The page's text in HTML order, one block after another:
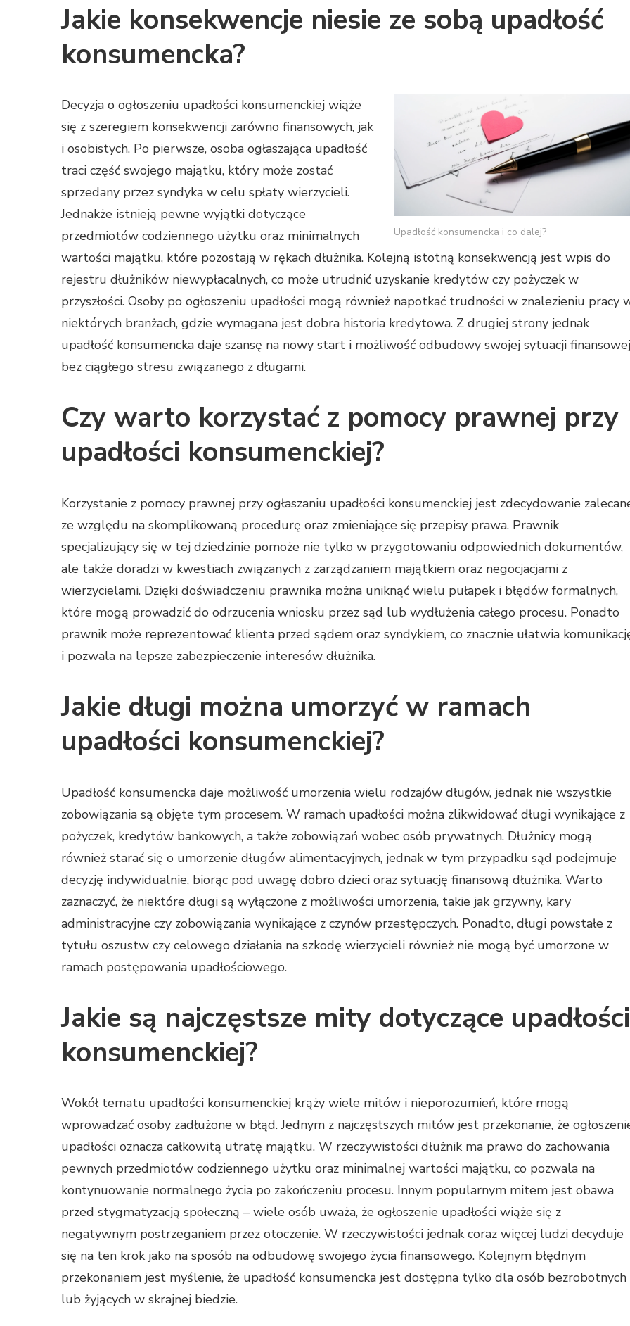
Jakie konsekwencje niesie ze sobą upadłość
konsumencka?
Upadłość konsumencka i co dalej?
Decyzja o ogłoszeniu upadłości konsumenckiej wiąże
się z szeregiem konsekwencji zarówno finansowych, jak
i osobistych. Po pierwsze, osoba ogłaszająca upadłość
traci część swojego majątku, który może zostać
sprzedany przez syndyka w celu spłaty wierzycieli.
Jednakże istnieją pewne wyjątki dotyczące
przedmiotów codziennego użytku oraz minimalnych
wartości majątku, które pozostają w rękach dłużnika. Kolejną istotną konsekwencją jest wpis do
rejestru dłużników niewypłacalnych, co może utrudnić uzyskanie kredytów czy pożyczek w
przyszłości. Osoby po ogłoszeniu upadłości mogą również napotkać trudności w znalezieniu pracy
niektórych branżach, gdzie wymagana jest dobra historia kredytowa. Z drugiej strony jednak
upadłość konsumencka daje szansę na nowy start i możliwość odbudowy swojej sytuacji finansowej
bez ciągłego stresu związanego z długami.
Czy warto korzystać z pomocy prawnej przy
upadłości konsumenckiej?
Korzystanie z pomocy prawnej przy ogłaszaniu upadłości konsumenckiej jest zdecydowanie
ze względu na skomplikowaną procedurę oraz zmieniające się przepisy prawa. Prawnik
specjalizujący się w tej dziedzinie pomoże nie tylko w przygotowaniu odpowiednich dokumentów,
ale także doradzi w kwestiach związanych z zarządzaniem majątkiem oraz negocjacjami z
wierzycielami. Dzięki doświadczeniu prawnika można uniknąć wielu pułapek i błędów formalnych,
które mogą prowadzić do odrzucenia wniosku przez sąd lub wydłużenia całego procesu. Ponadto
prawnik może reprezentować klienta przed sądem oraz syndykiem, co znacznie ułatwia
i pozwala na lepsze zabezpieczenie interesów dłużnika.
Jakie długi można umorzyć w ramach
upadłości konsumenckiej?
Upadłość konsumencka daje możliwość umorzenia wielu rodzajów długów, jednak nie wszystkie
zobowiązania są objęte tym procesem. W ramach upadłości można zlikwidować długi wynikające z
pożyczek, kredytów bankowych, a także zobowiązań wobec osób prywatnych. Dłużnicy mogą
również starać się o umorzenie długów alimentacyjnych, jednak w tym przypadku sąd podejmuje
decyzję indywidualnie, biorąc pod uwagę dobro dzieci oraz sytuację finansową dłużnika. Warto
zaznaczyć, że niektóre długi są wyłączone z możliwości umorzenia, takie jak grzywny, kary
administracyjne czy zobowiązania wynikające z czynów przestępczych. Ponadto, długi powstałe z
tytułu oszustw czy celowego działania na szkodę wierzycieli również nie mogą być umorzone w
ramach postępowania upadłościowego.
Jakie są najczęstsze mity dotyczące upadłości
konsumenckiej?
Wokół tematu upadłości konsumenckiej krąży wiele mitów i nieporozumień, które mogą
wprowadzać osoby zadłużone w błąd. Jednym z najczęstszych mitów jest przekonanie, że
upadłości oznacza całkowitą utratę majątku. W rzeczywistości dłużnik ma prawo do zachowania
pewnych przedmiotów codziennego użytku oraz minimalnej wartości majątku, co pozwala na
kontynuowanie normalnego życia po zakończeniu procesu. Innym popularnym mitem jest obawa
przed stygmatyzacją społeczną – wiele osób uważa, że ogłoszenie upadłości wiąże się z
negatywnym postrzeganiem przez otoczenie. W rzeczywistości jednak coraz więcej ludzi decyduje
się na ten krok jako na sposób na odbudowę swojego życia finansowego. Kolejnym błędnym
przekonaniem jest myślenie, że upadłość konsumencka jest dostępna tylko dla osób bezrobotnych
lub żyjących w skrajnej biedzie.